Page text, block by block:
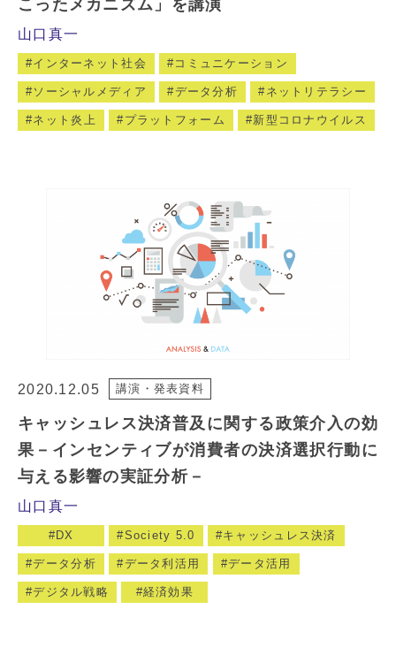
こったメカニズム」を講演
山口真一
インターネット社会 コミュニケーション
ソーシャルメディア データ分析 ネットリテラシー
ネット炎上 プラットフォーム 新型コロナウイルス
2020.12.05 講演・発表資料
キャッシュレス決済普及に関する政策介入の効
果－インセンティブが消費者の決済選択行動に
与える影響の実証分析－
山口真一
DX Society 5.0 キャッシュレス決済
データ分析 データ利活用 データ活用
デジタル戦略 経済効果